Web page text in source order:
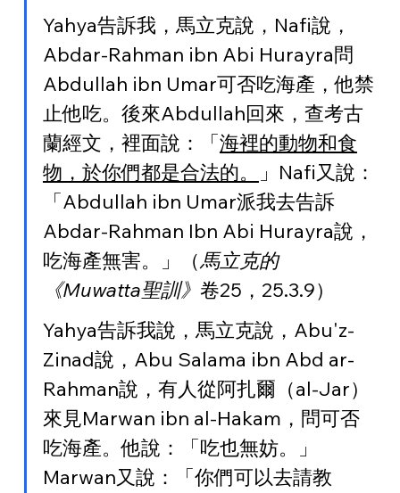
Yahya告訴我，馬立克說，Nafi說，
Abdar-Rahman ibn Abi Hurayra問
Abdullah ibn Umar可否吃海產，他禁
止他吃。後來Abdullah回來，查考古
蘭經文，裡面說：「海裡的動物和食
物，於你們都是合法的。
」Nafi又說：
「Abdullah ibn Umar派我去告訴
Abdar-Rahman Ibn Abi Hurayra說，
吃海產無害。」（馬立克的
《Muwatta聖訓》 卷25，25.3.9）
Yahya告訴我說，馬立克說，Abu'z-
Zinad說，Abu Salama ibn Abd ar-
Rahman說，有人從阿扎爾（al-Jar）
來見Marwan ibn al-Hakam，問可否
吃海產。他說：「吃也無妨。」
Marwan又說：「你們可以去請教